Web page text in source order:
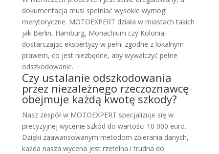
dokumentacja musi spełniać wysokie wymogi
merytoryczne. MOTOEXPERT działa w miastach takich
jak Berlin, Hamburg, Monachium czy Kolonia,
dostarczając ekspertyzy w pełni zgodne z lokalnym
prawem, co jest niezbędne, aby wywalczyć pełne
odszkodowanie.
Czy ustalanie odszkodowania
przez niezależnego rzeczoznawcę
obejmuje każdą kwotę szkody?
Nasz zespół w MOTOEXPERT specjalizuje się w
precyzyjnej wycenie szkód do wartości 10 000 euro.
Dzięki zaawansowanym metodom zbierania danych,
każda nasza wycena jest rzetelna i trudna do